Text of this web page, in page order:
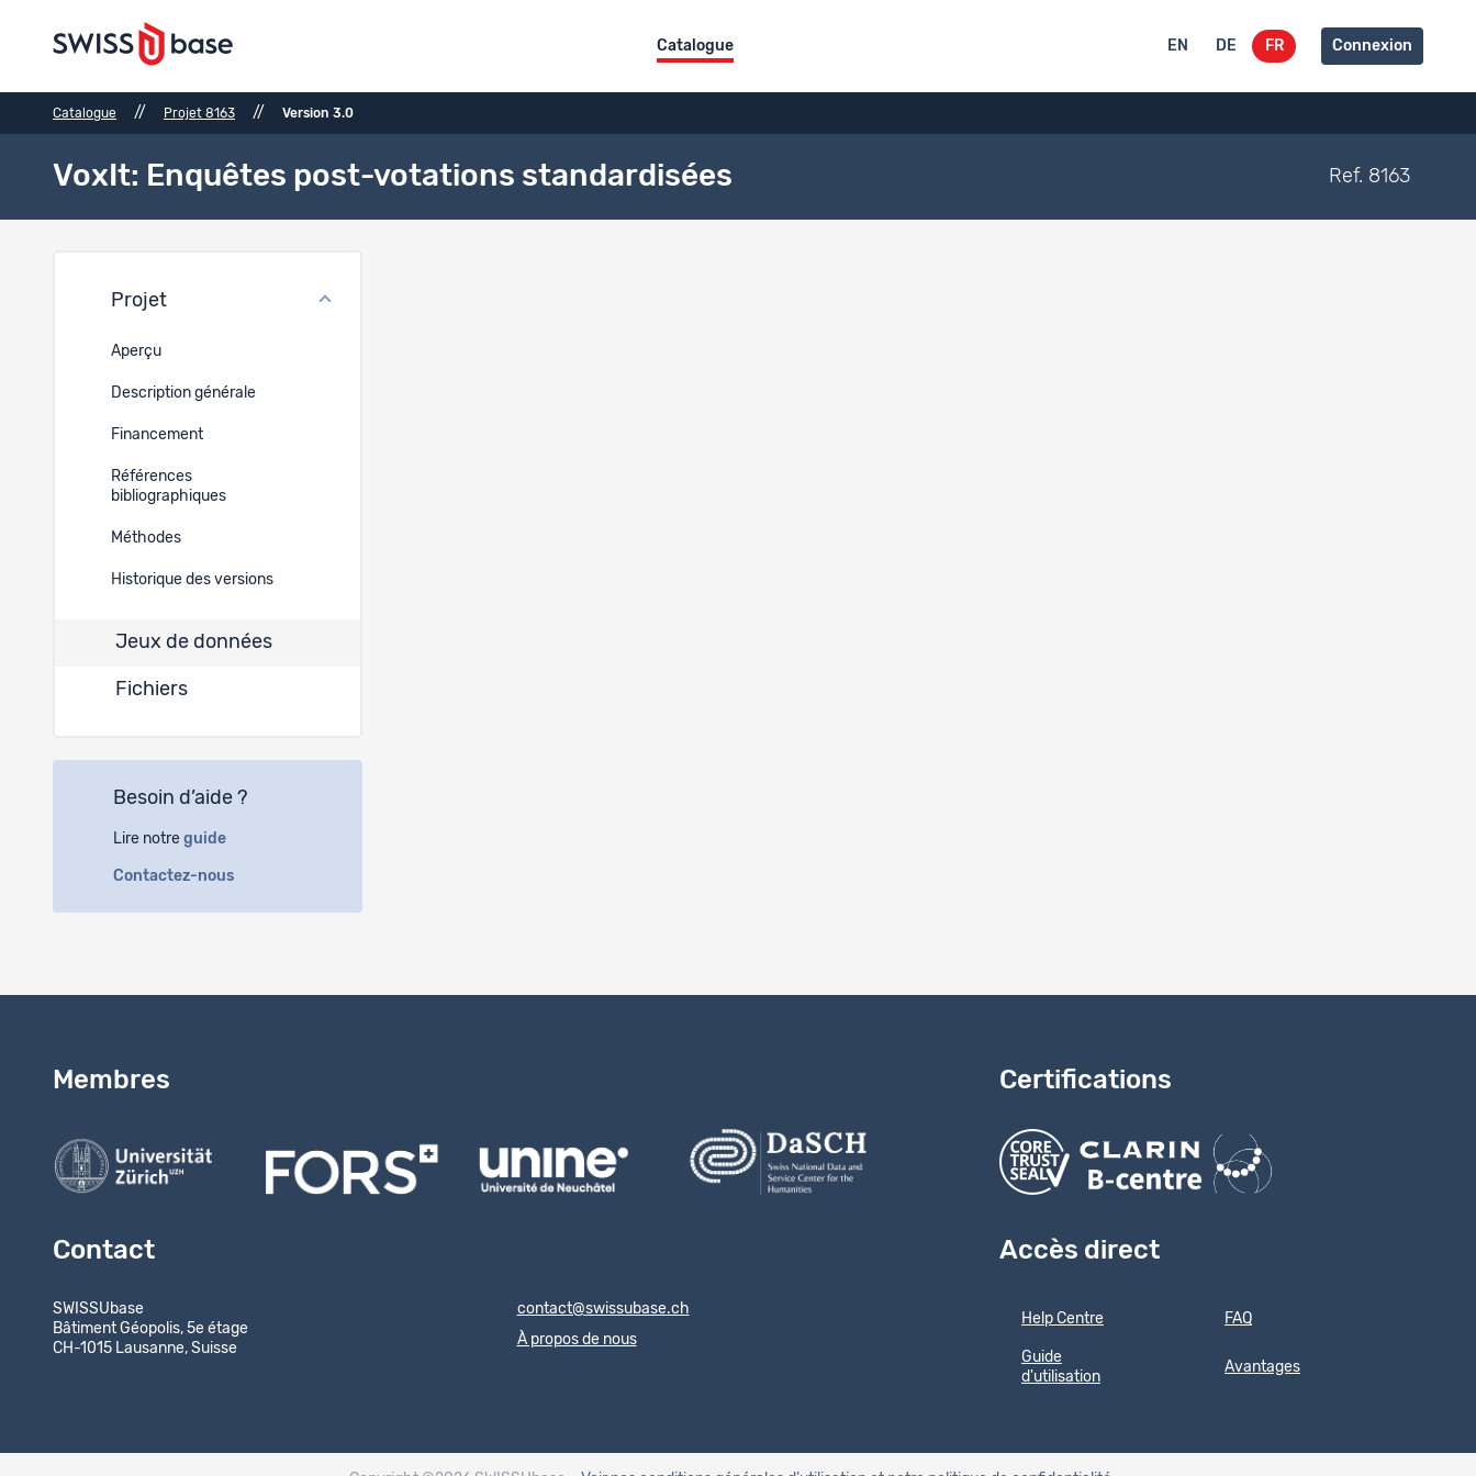
Catalogue EN DE FR Connexion
Catalogue // Projet 8163 // Version 3.0
VoxIt: Enquêtes post-votations standardisées Ref. 8163
Projet
Aperçu
Description générale
Financement
Références
bibliographiques
Méthodes
Historique des versions
Jeux de données
Fichiers
Besoin d’aide ?
Lire notre guide
Contactez-nous
Membres Certifications
Contact
SWISSUbase
Bâtiment Géopolis, 5e étage
CH-1015 Lausanne, Suisse
contact@swissubase.ch
À propos de nous
Accès direct
Help Centre
Guide
d'utilisation
FAQ
Avantages